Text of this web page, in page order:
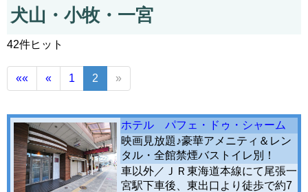
犬山・小牧・一宮
42件ヒット
«« « 1 2 »
ホテル パフェ・ドゥ・シャーム
映画見放題♪豪華アメニティ＆レン
タル・全館禁煙バストイレ別！
車以外／ＪＲ東海道本線にて尾張一
宮駅下車後、東出口より徒歩で約7